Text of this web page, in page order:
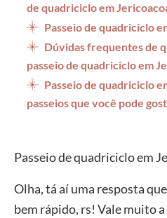
de quadriciclo em
Passeio de quadriciclo
Dúvidas frequentes de
passeio de quadriciclo em
Passeio de quadriciclo
passeios que você pode
Passeio de quadriciclo em
Olha, tá aí uma resposta
bem rápido, rs! Vale muito